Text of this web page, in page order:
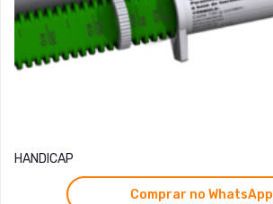
HANDICAP
Comprar no WhatsApp